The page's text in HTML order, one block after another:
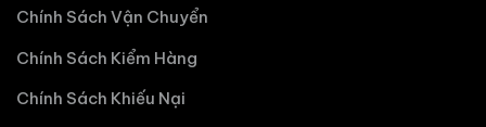
Chính Sách Vận Chuyển
Chính Sách Kiểm Hàng
Chính Sách Khiếu Nại